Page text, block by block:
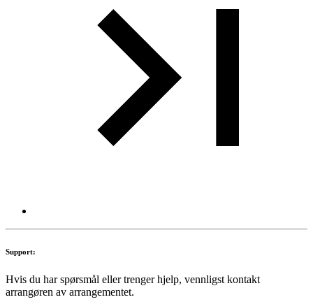
Support:
Hvis du har spørsmål eller trenger hjelp, vennligst kontakt
arrangøren av arrangementet.